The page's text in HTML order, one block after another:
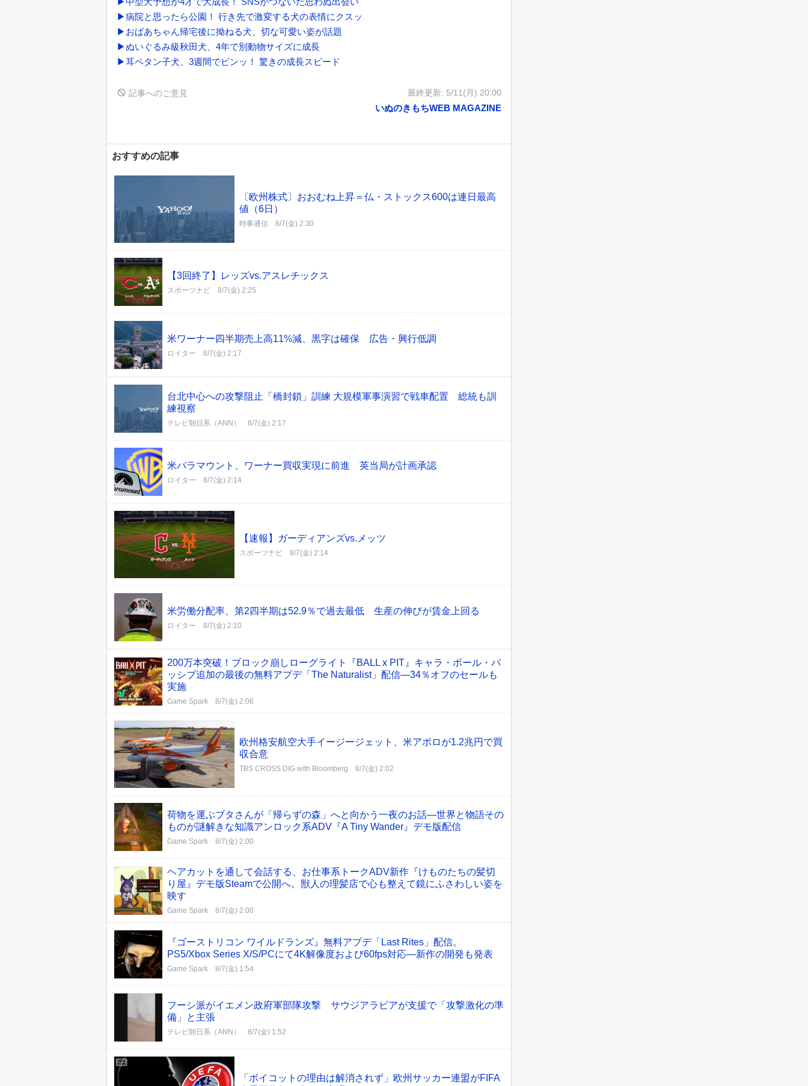
▶病院と思ったら公園！ 行き先で激変する犬の表情にクスッ
▶おばあちゃん帰宅後に拗ねる犬、切な可愛い姿が話題
▶ぬいぐるみ級秋田犬、4年で別動物サイズに成長
▶耳ペタン子犬、3週間でピンッ！ 驚きの成長スピード
記事へのご意見 最終更新: 5/11(月) 20:00
いぬのきもちWEB MAGAZINE
おすすめの記事
〔欧州株式〕おおむね上昇＝仏・ストックス600は連日最高
値（6日）
時事通信 8/7(金) 2:30
【3回終了】レッズvs.アスレチックス
スポーツナビ 8/7(金) 2:25
米ワーナー四半期売上高11%減、黒字は確保 広告・興行低調
ロイター 8/7(金) 2:17
台北中心への攻撃阻止「橋封鎖」訓練 大規模軍事演習で戦車配置 総統も訓
練視察
テレビ朝日系（ANN） 8/7(金) 2:17
米パラマウント、ワーナー買収実現に前進 英当局が計画承認
ロイター 8/7(金) 2:14
【速報】ガーディアンズvs.メッツ
スポーツナビ 8/7(金) 2:14
米労働分配率、第2四半期は52.9％で過去最低 生産の伸びが賃金上回る
ロイター 8/7(金) 2:10
200万本突破！ブロック崩しローグライト『BALL x PIT』キャラ・ボール・パ
ッシブ追加の最後の無料アプデ「The Naturalist」配信―34％オフのセールも
実施
Game Spark 8/7(金) 2:06
欧州格安航空大手イージージェット、米アポロが1.2兆円で買
収合意
TBS CROSS DIG with Bloomberg 8/7(金) 2:02
荷物を運ぶブタさんが「帰らずの森」へと向かう一夜のお話―世界と物語その
ものが謎解きな知識アンロック系ADV『A Tiny Wander』デモ版配信
Game Spark 8/7(金) 2:00
ヘアカットを通して会話する、お仕事系トークADV新作『けものたちの髪切
り屋』デモ版Steamで公開へ。獣人の理髪店で心も整えて鏡にふさわしい姿を
映す
Game Spark 8/7(金) 2:00
『ゴーストリコン ワイルドランズ』無料アプデ「Last Rites」配信。
PS5/Xbox Series X/S/PCにて4K解像度および60fps対応―新作の開発も発表
Game Spark 8/7(金) 1:54
フーシ派がイエメン政府軍部隊攻撃 サウジアラビアが支援で「攻撃激化の準
備」と主張
テレビ朝日系（ANN） 8/7(金) 1:52
「ボイコットの理由は解消されず」欧州サッカー連盟がFIFA